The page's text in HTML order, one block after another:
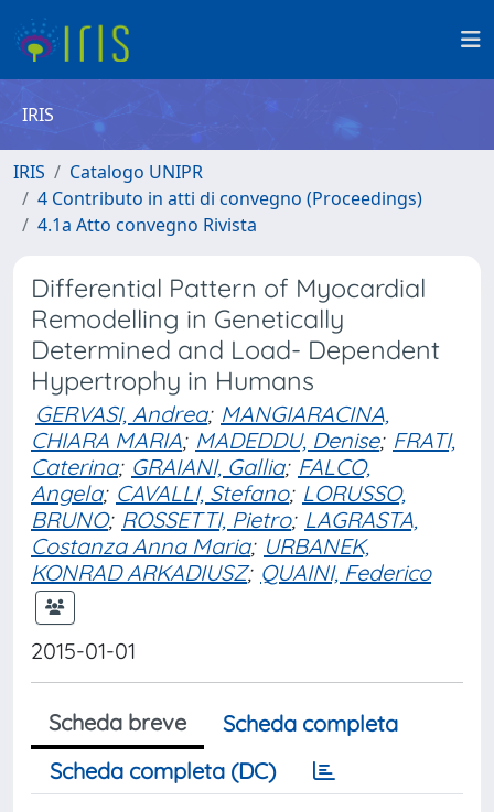
IRIS
IRIS
Catalogo UNIPR
4 Contributo in atti di convegno (Proceedings)
4.1a Atto convegno Rivista
Differential Pattern of Myocardial
Remodelling in Genetically
Determined and Load- Dependent
Hypertrophy in Humans
GERVASI, Andrea; MANGIARACINA,
CHIARA MARIA; MADEDDU, Denise; FRATI,
Caterina; GRAIANI, Gallia; FALCO,
Angela; CAVALLI, Stefano; LORUSSO,
BRUNO; ROSSETTI, Pietro; LAGRASTA,
Costanza Anna Maria; URBANEK,
KONRAD ARKADIUSZ; QUAINI, Federico
2015-01-01
Scheda breve
Scheda completa
Scheda completa (DC)